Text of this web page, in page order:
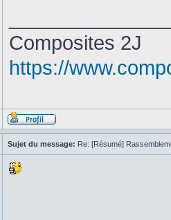
Composites 2J
https://
Sujet du message: Re: [Résumé]